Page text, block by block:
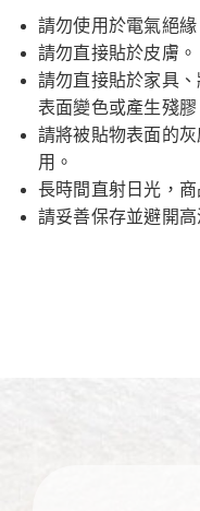
請勿使用於電氣絕緣
請勿直接貼於皮膚。
請勿直接貼於家具
表面變色或產生殘膠
請將被貼物表面的
用。
長時間直射日光，
請妥善保存並避開